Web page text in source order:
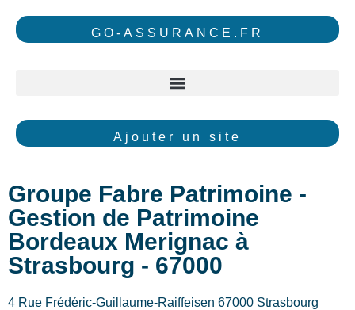
GO-ASSURANCE.FR
Ajouter un site
Groupe Fabre Patrimoine -
Gestion de Patrimoine
Bordeaux Merignac à
Strasbourg - 67000
4 Rue Frédéric-Guillaume-Raiffeisen 67000 Strasbourg